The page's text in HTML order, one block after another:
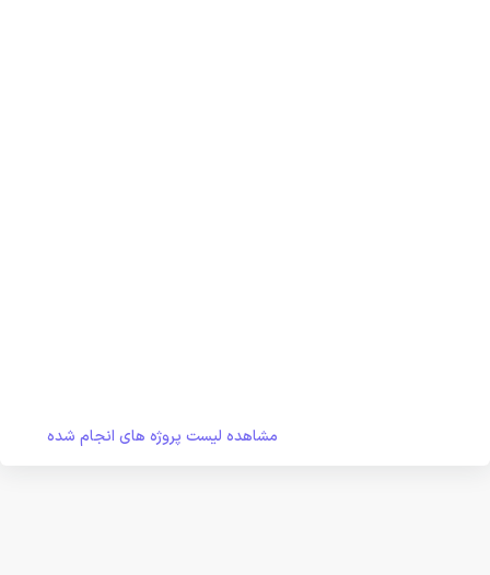
مشاهده لیست پروژه های انجام شده